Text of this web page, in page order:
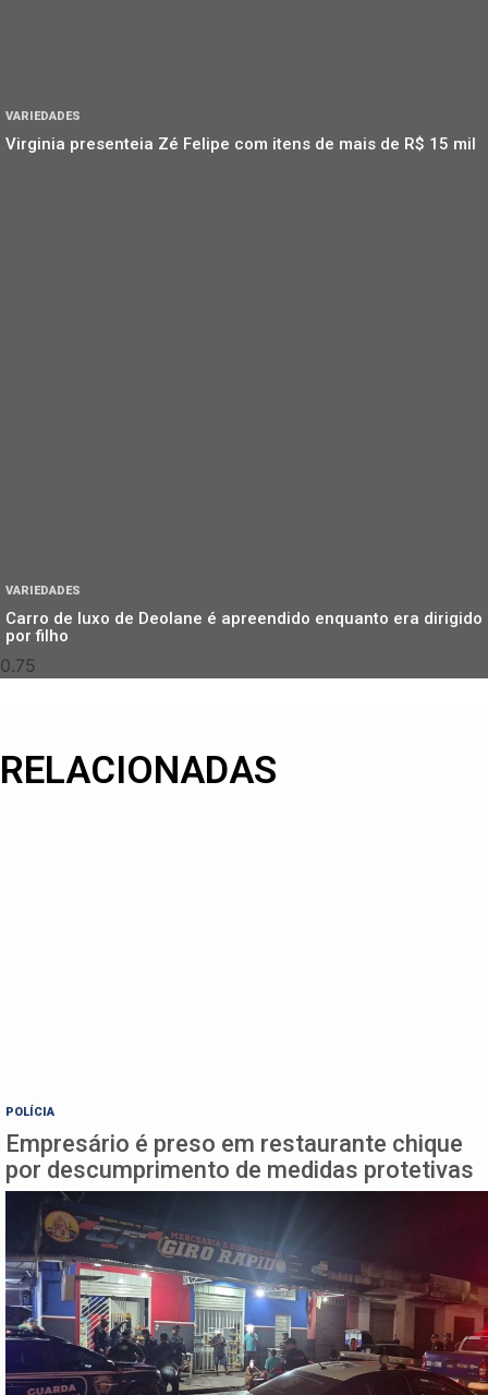
VARIEDADES
Virginia presenteia Zé Felipe com itens de mais de R$ 15 mil
VARIEDADES
Carro de luxo de Deolane é apreendido enquanto era dirigido
por filho
RELACIONADAS
POLÍCIA
Empresário é preso em restaurante chique
por descumprimento de medidas protetivas